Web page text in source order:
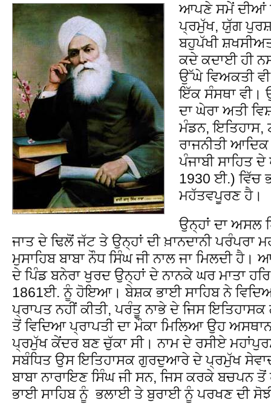
ਆਪਣੇ ਸਮੇਂ ਦੀਆਂ
ਪ੍ਰਮੁੱਖ, ਯੁੱਗ ਪੁਰਸ਼
ਬਹੁਪੱਖੀ
ਕਦੇ ਕਦਾਈ ਹੀ
ਉੱਘੇ ਵਿਅਕਤੀ
ਇੱਕ ਸੰਸਥਾ ਵੀ।
ਦਾ ਘੇਰਾ ਅਤੀ
ਮੰਡਨ, ਇਤਿਹਾਸ,
ਰਾਜਨੀਤੀ
ਪੰਜਾਬੀ ਸਾਹਿਤ
1930 ਈ.) ਵਿੱਚ
ਮਹੱਤਵਪੂਰਣ ਹੈ।
ਉਨ੍ਹਾਂ ਦਾ ਅਸਲ
ਜਾਤ ਦੇ ਢਿਲੋਂ ਜੱਟ ਤੇ ਉਨ੍ਹਾਂ ਦੀ ਖ਼ਾਨਦਾਨੀ ਪਰੰਪਰਾ
ਮੁਸਾਹਿਬ ਬਾਬਾ ਨੌਧ ਸਿੰਘ ਜੀ ਨਾਲ ਜਾ ਮਿਲਦੀ
ਦੇ ਪਿੰਡ ਬਨੇਰਾ ਖੁਰਦ ਉਨ੍ਹਾਂ ਦੇ ਨਾਨਕੇ ਘਰ ਮਾਤਾ
1861ਈ. ਨੂੰ ਹੋਇਆ। ਬੇਸ਼ਕ ਭਾਈ ਸਾਹਿਬ ਨੇ
ਪ੍ਰਾਪਤ ਨਹੀਂ ਕੀਤੀ, ਪਰੰਤੂ ਨਾਭੇ ਦੇ ਜਿਸ
ਤੋਂ ਵਿਦਿਆ ਪ੍ਰਾਪਤੀ ਦਾ ਮੌਕਾ ਮਿਲਿਆ ਉਹ
ਪ੍ਰਮੁੱਖ ਕੇਂਦਰ ਬਣ ਚੁੱਕਾ ਸੀ। ਨਾਮ ਦੇ ਰਸੀਏ
ਸਬੰਧਿਤ ਉਸ ਇਤਿਹਾਸਕ ਗੁਰਦੁਆਰੇ ਦੇ ਪ੍ਰਮੁੱਖ
ਬਾਬਾ ਨਾਰਾਇਣ ਸਿੰਘ ਜੀ ਸਨ, ਜਿਸ ਕਰਕੇ ਬਚਪਨ
ਭਾਈ ਸਾਹਿਬ ਨੂੰ ਭਲਾਈ ਤੇ ਬੁਰਾਈ ਨੂੰ ਪਰਖਣ ਦੀ